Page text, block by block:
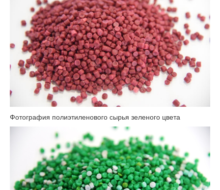
Фотография полиэтиленового сырья зеленого цвета